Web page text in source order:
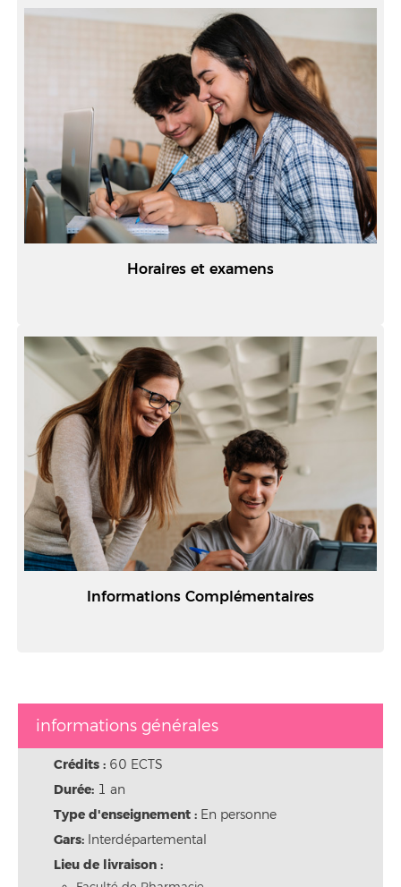
Horaires et examens
Informations Complémentaires
informations générales
Crédits : 60 ECTS
Durée: 1 an
Type d'enseignement : En personne
Gars: Interdépartemental
Lieu de livraison :